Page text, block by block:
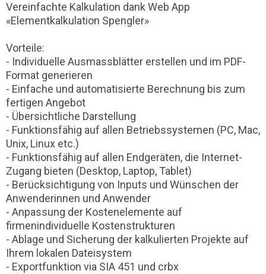
Vereinfachte Kalkulation dank Web App
«Elementkalkulation Spengler»
Vorteile:
- Individuelle Ausmassblätter erstellen und im PDF-
Format generieren
- Einfache und automatisierte Berechnung bis zum
fertigen Angebot
- Übersichtliche Darstellung
- Funktionsfähig auf allen Betriebssystemen (PC, Mac,
Unix, Linux etc.)
- Funktionsfähig auf allen Endgeräten, die Internet-
Zugang bieten (Desktop, Laptop, Tablet)
- Berücksichtigung von Inputs und Wünschen der
Anwenderinnen und Anwender
- Anpassung der Kostenelemente auf
firmenindividuelle Kostenstrukturen
- Ablage und Sicherung der kalkulierten Projekte auf
Ihrem lokalen Dateisystem
- Exportfunktion via SIA 451 und crbx